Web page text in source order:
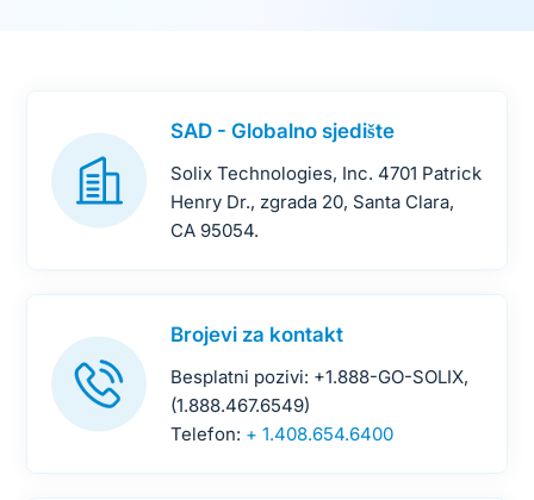
SAD - Globalno sjedište
Solix Technologies, Inc. 4701 Patrick
Henry Dr., zgrada 20, Santa Clara,
CA 95054.
Brojevi za kontakt
Besplatni pozivi: +1.888-GO-SOLIX,
(1.888.467.6549)
Telefon: + 1.408.654.6400